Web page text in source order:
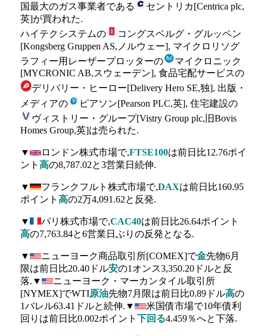
国最大のガス事業者である
セントリカ[Centrica plc,
英]が買われた.
ハイテクシステムの
コングスベルグ・グルッペン
[Kongsberg Gruppen AS,ノルウェー], マイクロリソグ
ラフィー用レーザープロッターの
マイクロニック
[MYCRONIC AB,スウェーデン], 食品宅配サービスの
デリバリー・ヒーロー[Delivery Hero SE,独], 出版・
メディアの
ピアソン[Pearson PLC,英], 住宅建設の
ヴィストリー・グループ[Vistry Group plc,旧Bovis
Homes Group,英]は売られた.
▼ ロンドン株式市場で,FTSE100は前日比12.76ポイ
ント 高の8,787.02と3営業日続伸.
▼ フランクフルト株式市場で,DAXは前日比160.95
ポイント 高の2万4,091.62と反発.
▼ パリ株式市場で,CAC40は前日比26.64ポイント
高の7,763.84と6営業日ぶりの反発となる.
▼ ニューヨーク商品取引所[COMEX]で金先物6月
限は前日比20.40ドル安の1オンス3,350.20ドルと反
落.▼
ニューヨーク・マーカンタイル取引所
[NYMEX]でWTI原油先物7月限は前日比0.89ドル高の
1バレル63.41ドルと続伸.▼
米国債市場で10年債利
回りは前日比0.002ポイント 下回る4.459％へと下落.